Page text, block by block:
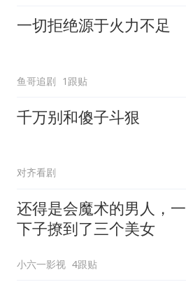
一切拒绝源于火力不足
鱼哥追剧 1跟贴
千万别和傻子斗狠
对齐看剧
还得是会魔术的男人，一
下子撩到了三个美女
小六一影视 4跟贴